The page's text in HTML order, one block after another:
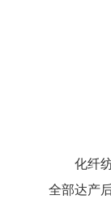
化纤
全部达产